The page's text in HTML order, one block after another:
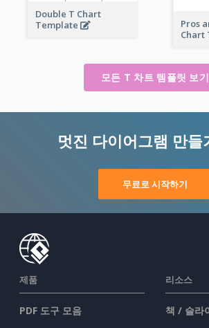
Double T Chart
Template
Pros
Chart
모든 T 차트 템플릿 보기
멋진 다이어그램 만들
무료로 시작하기
제품
PDF 도구 모음
리소스
책 / 슬라